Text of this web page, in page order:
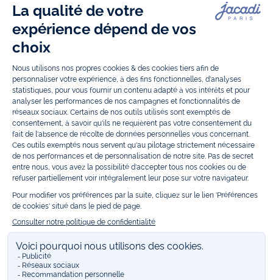
chaussettes et accessoires pour les
de 1 mois à 12 ans.
Découvrez nos collections mode et tendance pour filles et garçons.
Grâce àJacadi Seconde Vie, donnez une seconde vie à vos articles pour
enfants. Profitez aussi de nos collections spéciales fête de fin d’année et
trouvez des idées
Retrouvez nos idées
Bénéficiez également de prix réduits avec nos collections spéciales de
vêtements enfants en soldeset de notrecollection Outlettoute l’année.
Guettez lespromotions Prix Doux, une opération spéciale Jacadi avec
des vêtements enfant à prix tout ronds. Adhérez au programme de
Fidélité Jacadi afin de profiter desventes privées. Retrouvez la collection
Les Essentielset ses vêtements emblématiques aux couleurs de la
marque, la collectionReflexaux vêtements originaux et ludiques avec
des détails réfléchissants, la collectionSport Chicaussi innovante
qu'élégante, ainsi queles Petits tricotspour compléter le vestiaire de
bébé. Pour passer l’automne et l’hiver au chaud, Jacadi vous propose une
collection demanteaux bébé et enfantet dechaussures d'hiver. Pendant
lesJolis Jours, c’est l’occasion de retrouver la nouvelle collection Jacadi
bébé et enfant à prix doux. Un mariage, un baptême, une communion de
prévue ? Trouvez unetenue de cérémoniepour votre enfant. Retrouvez
les sacsTohana, confectionnés en partenariat avec l'Association
malgache Tohana et soutenez un projet permettant à des mamans en
situation de grande précarité d’apprendre le métier de couturière.
transmettre. Pour bien s'équiper pour la
rentrée
besoins des écoles, retrouvez unecollection uniforme
marine, gris, bleu ciel, beige et blanc pour habiller les enfants de la tête
aux pieds. Retrouvez les recommandations Jacadi pour